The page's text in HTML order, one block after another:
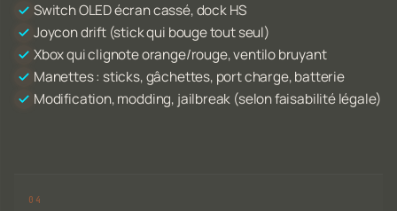
Switch OLED écran cassé, dock HS
Joycon drift (stick qui bouge tout seul)
Xbox qui clignote orange/rouge, ventilo bruyant
Manettes : sticks, gâchettes, port charge, batterie
Modification, modding, jailbreak (selon faisabilité légale)